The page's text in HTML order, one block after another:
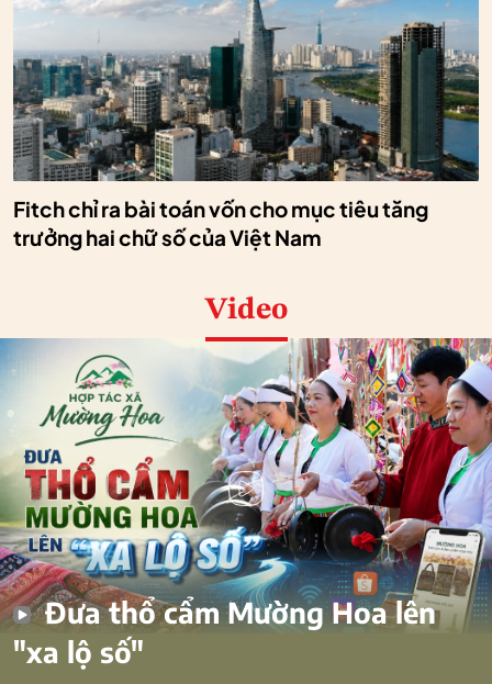
Fitch chỉ ra bài toán vốn cho mục tiêu tăng
trưởng hai chữ số của Việt Nam
Video
Đưa thổ cẩm Mường Hoa lên
"xa lộ số"